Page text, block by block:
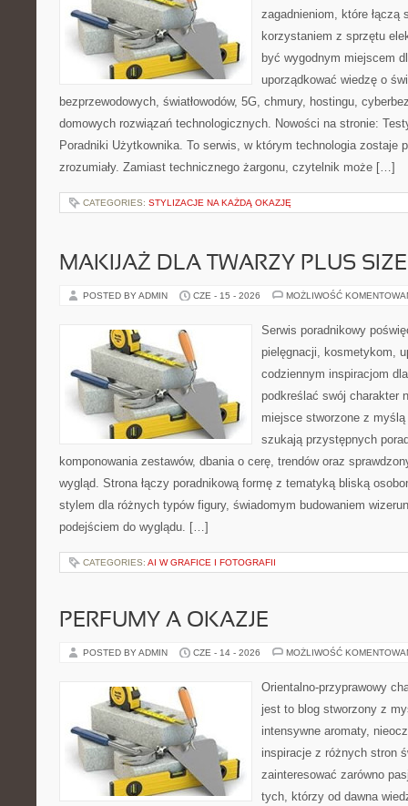
zagadnieniom, które łączą
korzystaniem z sprzętu
być wygodnym miejscem
uporządkować wiedzę o
bezprzewodowych, światłowodów, 5G, chmury, hostingu,
domowych rozwiązań technologicznych. Nowości na stronie:
Poradniki Użytkownika. To serwis, w którym technologia zostaje
zrozumiały. Zamiast technicznego żargonu, czytelnik może […]
CATEGORIES: STYLIZACJE NA KAŻDĄ OKAZJĘ
MAKIJAŻ DLA TWARZY PLUS SIZE
POSTED BY ADMIN CZE - 15 - 2026 MOŻLIWOŚĆ
Serwis poradnikowy
pielęgnacji, kosmetykom,
codziennym inspiracjom
podkreślać swój charakter
miejsce stworzone z
szukają przystępnych
komponowania zestawów, dbania o cerę, trendów oraz
wygląd. Strona łączy poradnikową formę z tematyką bliską
stylem dla różnych typów figury, świadomym budowaniem
podejściem do wyglądu. […]
CATEGORIES: AI W GRAFICE I FOTOGRAFII
PERFUMY A OKAZJE
POSTED BY ADMIN CZE - 14 - 2026 MOŻLIWOŚĆ
Orientalno-przyprawowy
jest to blog stworzony z
intensywne aromaty,
inspiracje z różnych stron
zainteresować zarówno
tych, którzy od dawna